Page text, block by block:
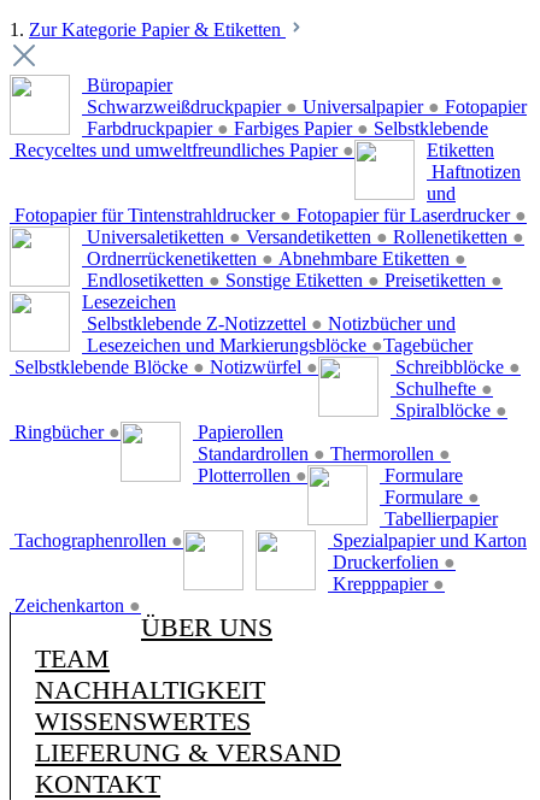
1. Zur Kategorie Papier & Etiketten
Büropapier
Schwarzweißdruckpapier ● Universalpapier ●
Farbdruckpapier ● Farbiges Papier ●
Recyceltes und umweltfreundliches Papier ●
Fotopapier
Fotopapier für Tintenstrahldrucker ● Fotopapier für Laserdrucker ●
Selbstklebende
Etiketten
Universaletiketten ● Versandetiketten ● Rollenetiketten ●
Ordnerrückenetiketten ● Abnehmbare Etiketten ●
Endlosetiketten ● Sonstige Etiketten ● Preisetiketten ●
Haftnotizen
und
Lesezeichen
Selbstklebende Z-Notizzettel ●
Lesezeichen und Markierungsblöcke ●
Selbstklebende Blöcke ● Notizwürfel ●
Notizbücher und
Tagebücher
Schreibblöcke ●
Schulhefte ●
Spiralblöcke ●
Ringbücher ●
Papierollen
Standardrollen ● Thermorollen ●
Plotterrollen ●
Formulare
Formulare ●
Tachographenrollen ●
Tabellierpapier
Spezialpapier und Karton
Druckerfolien ●
Krepppapier ●
Zeichenkarton ●
ÜBER UNS
TEAM
NACHHALTIGKEIT
WISSENSWERTES
LIEFERUNG & VERSAND
KONTAKT